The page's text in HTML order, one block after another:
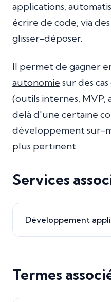
applications,
écrire de code, via
glisser-déposer.
Il permet de gagner
autonomie sur des
(outils internes, MVP,
delà d'une certaine
développement sur-
plus pertinent.
Services
Développement
Termes